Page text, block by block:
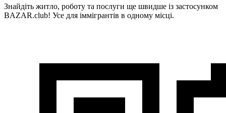
Знайдіть житло, роботу та послуги ще швидше із застосунком
BAZAR.club! Усе для іммігрантів в одному місці.